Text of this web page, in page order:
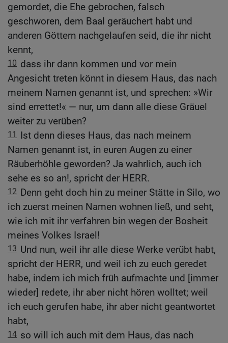
gemordet, die Ehe gebrochen, falsch
geschworen, dem Baal geräuchert habt und
anderen Göttern nachgelaufen seid, die ihr nicht
kennt,
10 dass ihr dann kommen und vor mein
Angesicht treten könnt in diesem Haus, das nach
meinem Namen genannt ist, und sprechen: »Wir
sind errettet!« — nur, um dann alle diese Gräuel
weiter zu verüben?
11
Ist denn dieses Haus, das nach meinem
Namen genannt ist, in euren Augen zu einer
Räuberhöhle geworden? Ja wahrlich, auch ich
sehe es so an!, spricht der HERR.
12 Denn geht doch hin zu meiner Stätte in Silo, wo
ich zuerst meinen Namen wohnen ließ, und seht,
wie ich mit ihr verfahren bin wegen der Bosheit
meines Volkes Israel!
13 Und nun, weil ihr alle diese Werke verübt habt,
spricht der HERR, und weil ich zu euch geredet
habe, indem ich mich früh aufmachte und [immer
wieder] redete, ihr aber nicht hören wolltet; weil
ich euch gerufen habe, ihr aber nicht geantwortet
habt,
14 so will ich auch mit dem Haus, das nach